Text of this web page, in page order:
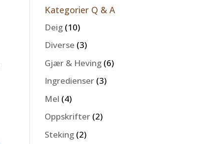
Kategorier Q & A
Deig (10)
Diverse (3)
Gjær & Heving (6)
Ingredienser (3)
Mel (4)
Oppskrifter (2)
Steking (2)